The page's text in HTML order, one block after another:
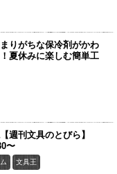
りがちな保冷剤がかわ
夏休みに楽しむ簡単工
週刊文具のとびら】
〜
文具王